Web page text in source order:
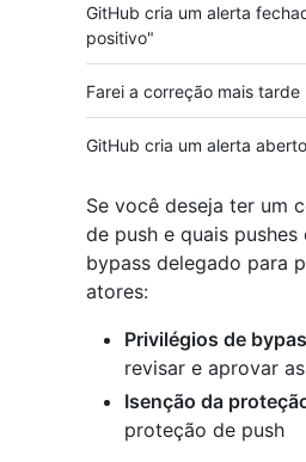
GitHub cria um alerta
positivo"
Farei a correção mais tarde
GitHub cria um alerta aberto
Se você deseja ter um
de push e quais
bypass delegado para
atores:
Privilégios de
revisar e aprovar
Isenção da
proteção de push